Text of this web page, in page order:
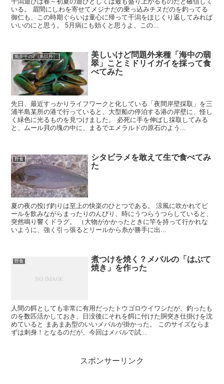
いる。 眉間にしわを寄せてメジナだの乗っ込みチヌだのを釣ってる
御仁も、この時期ぐらいは童心に帰って干潟をほじくり返してみれば
いいのにと思う。 5月病にも効くと思うよ、この...
魚介その2（魚以外）
美しいけど問題外来種「海中の翡
翠」ことミドリイガイを採って食
べてみた
先日、最近すっかりライフワークと化している「夜間岸壁採取」を三
浦半島某所の港で行っていると、大型船の停泊する港の岸壁に、怪し
く緑色に光るものを見つけました。 必死に手を伸ばし採取してみる
と、ムール貝の塊の中に、まるでエメラルドの原石のよう...
野食
シタビラメを敢えて生で食べてみ
た
夏の夜の投げ釣りは至上の快楽のひとつである。 涼風に吹かれてビ
ールを飲みながらまったりのんびり、時にうつらうつらしていると、
突然鳴り響くドラグ。 （大物がかかったときに竿を持って行かれな
いように、強く引っ張るとリールから糸が勝手に出...
野食
煮つけを焼く？メバルの「はぶて
焼き」を作った
人間の餌としても非常に有用だったトウゴロウイワシだが、釣ったも
のを数匹活かしておき、日没後にそれを餌に付けた胴突き仕掛けを沈
めていると まあまあ型のいいメバルが掛かった。 このサイズならま
ずは刺身！となるのだが、今回はメバルで試...
スポンサーリンク